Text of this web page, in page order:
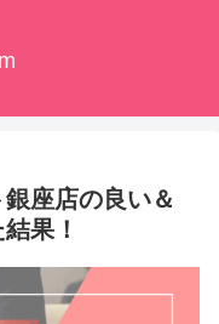
銀座店の良い＆
果！